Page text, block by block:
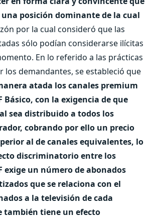
una posición dominante de la cual
por la cual consideró que las
sólo podían considerarse ilícitas
En lo referido a las prácticas
los demandantes, se estableció que
atada los canales premium
Básico, con la exigencia de que
sea distribuido a todos los
cobrando por ello un precio
al de canales equivalentes, lo
discriminatorio entre los
exige un número de abonados
que se relaciona con el
a la televisión de cada
también tiene un efecto